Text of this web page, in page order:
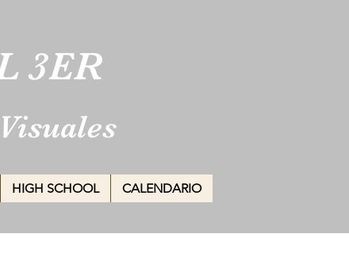
3ER
HIGH SCHOOL CALENDARIO